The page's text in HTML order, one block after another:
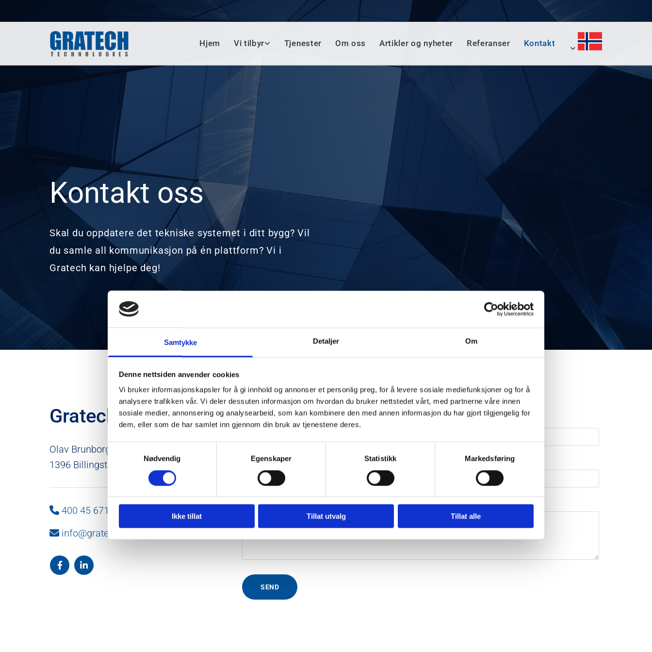
Samtykke Detaljer Om
Denne nettsiden anvender cookies
Vi bruker informasjonskapsler for å gi innhold og annonser et personlig preg, for å levere sosiale mediefunksjoner og for å
analysere trafikken vår. Vi deler dessuten informasjon om hvordan du bruker nettstedet vårt, med partnerne våre innen
sosiale medier, annonsering og analysearbeid, som kan kombinere den med annen informasjon du har gjort tilgjengelig for
dem, eller som de har samlet inn gjennom din bruk av tjenestene deres.
Samtykkevalg
Nødvendig
Egenskaper Statistikk Markedsføring
Ikke tillat Tillat utvalg Tillat alle
Hjem Vi tilbyr Tjenester Om oss Artikler og nyheter Referanser Kontakt
Kontakt oss
Skal du oppdatere det tekniske systemet i ditt bygg? Vil
du samle all kommunikasjon på én plattform? Vi i
Gratech kan hjelpe deg!
Gratech AS
Olav Brunborgs vei 6
1396 Billingstad
 400 45 671
 info@gratech.no
Navn*
E-post*
Melding